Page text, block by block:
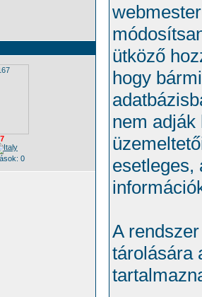
0
ütköző
hogy
nem adják
esetleges,
A
tárolására